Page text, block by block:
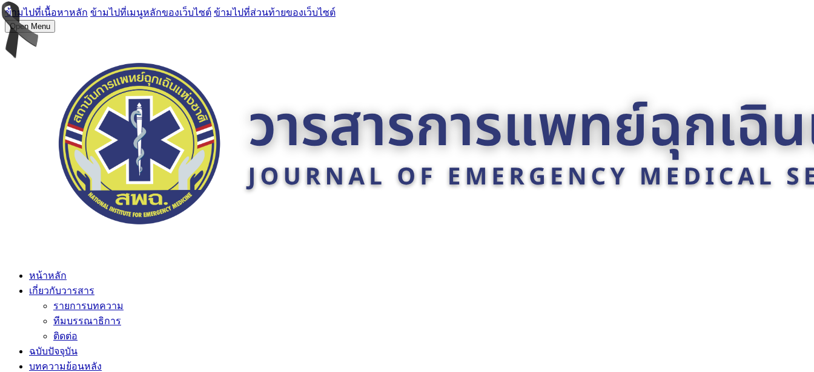
ข้ามไปที่เนื้อหาหลัก ข้ามไปที่เมนูหลักของเว็บไซต์ ข้ามไปที่ส่วนท้ายของเว็บไซต์
Open Menu
หน้าหลัก
เกี่ยวกับวารสาร
รายการบทความ
ทีมบรรณาธิการ
ติดต่อ
ฉบับปัจจุบัน
บทความย้อนหลัง